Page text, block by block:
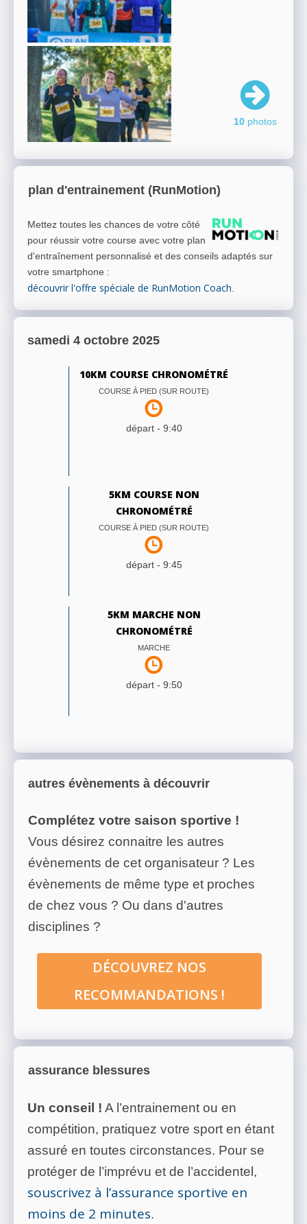
10 photos
plan d'entrainement (RunMotion)
Mettez toutes les chances de votre côté
pour réussir votre course avec votre plan
d'entraînement personnalisé et des conseils adaptés sur
votre smartphone :
découvrir l'offre spéciale de RunMotion Coach
samedi 4 octobre 2025
10KM COURSE CHRONOMÉTRÉ
COURSE À PIED (SUR ROUTE)
départ - 9:40
5KM COURSE NON
CHRONOMÉTRÉ
COURSE À PIED (SUR ROUTE)
départ - 9:45
5KM MARCHE NON
CHRONOMÉTRÉ
MARCHE
départ - 9:50
autres évènements à découvrir
Complétez votre saison sportive !
Vous désirez connaitre les autres
évènements de cet organisateur ? Les
évènements de même type et proches
de chez vous ? Ou dans d'autres
disciplines ?
DÉCOUVREZ NOS
RECOMMANDATIONS !
assurance blessures
Un conseil ! A l’entrainement ou en
compétition, pratiquez votre sport en étant
assuré en toutes circonstances. Pour se
protéger de l’imprévu et de l’accidentel,
souscrivez à l’assurance sportive en
moins de 2 minutes.